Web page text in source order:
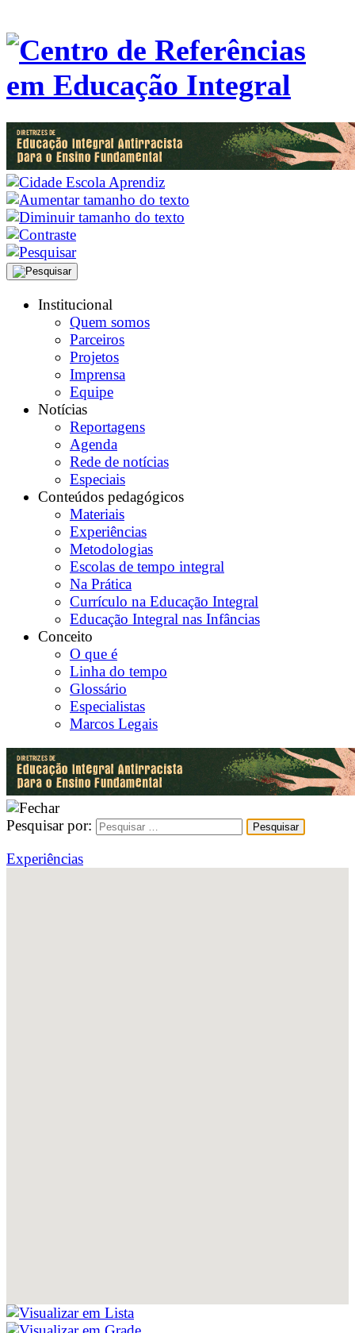
Institucional
Quem somos
Parceiros
Projetos
Imprensa
Equipe
Notícias
Reportagens
Agenda
Rede de notícias
Especiais
Conteúdos pedagógicos
Materiais
Experiências
Metodologias
Escolas de tempo integral
Na Prática
Currículo na Educação Integral
Educação Integral nas Infâncias
Conceito
O que é
Linha do tempo
Glossário
Especialistas
Marcos Legais
Pesquisar por:
Experiências